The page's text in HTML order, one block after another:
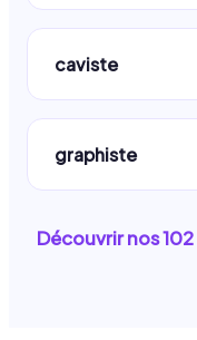
caviste
graphiste
Découvrir nos102